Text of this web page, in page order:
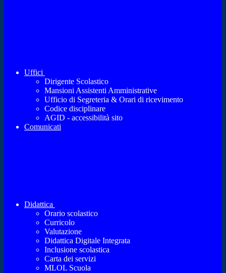
Uffici
Dirigente Scolastico
Mansioni Assistenti Amministrative
Ufficio di Segreteria & Orari di ricevimento
Codice disciplinare
AGID - accessibilità sito
Comunicati
Didattica
Orario scolastico
Curricolo
Valutazione
Didattica Digitale Integrata
Inclusione scolastica
Carta dei servizi
MLOL Scuola